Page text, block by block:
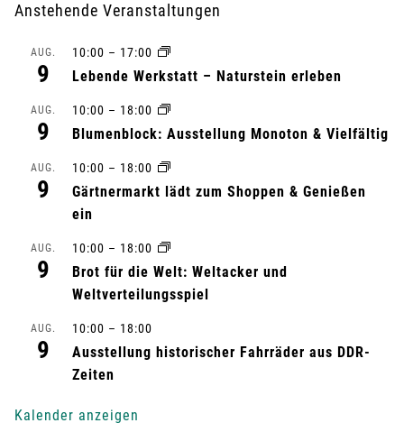
a
-
Anstehende Veranstaltungen
AUG.
9
10:00 – 17:00
Lebende Werkstatt – Naturstein erleben
AUG.
9
10:00 – 18:00
Blumenblock: Ausstellung Monoton & Vielfältig
AUG.
9
10:00 – 18:00
Gärtnermarkt lädt zum Shoppen & Genießen
ein
AUG.
9
10:00 – 18:00
Brot für die Welt: Weltacker und
Weltverteilungsspiel
AUG.
9
10:00 – 18:00
Ausstellung historischer Fahrräder aus DDR-
Zeiten
Kalender anzeigen